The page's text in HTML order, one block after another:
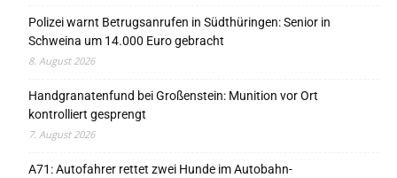
Polizei warnt Betrugsanrufen in Südthüringen: Senior in
Schweina um 14.000 Euro gebracht
8. August 2026
Handgranatenfund bei Großenstein: Munition vor Ort
kontrolliert gesprengt
7. August 2026
A71: Autofahrer rettet zwei Hunde im Autobahn-